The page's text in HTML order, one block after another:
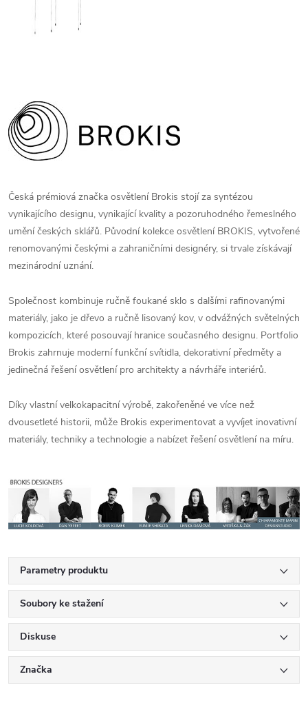
Česká prémiová značka osvětlení Brokis stojí za syntézou
vynikajícího designu, vynikající kvality a pozoruhodného řemeslného
umění českých sklářů. Původní kolekce osvětlení BROKIS, vytvořené
renomovanými českými a zahraničními designéry, si trvale získávají
mezinárodní uznání.
Společnost kombinuje ručně foukané sklo s dalšími rafinovanými
materiály, jako je dřevo a ručně lisovaný kov, v odvážných světelných
kompozicích, které posouvají hranice současného designu. Portfolio
Brokis zahrnuje moderní funkční svítidla, dekorativní předměty a
jedinečná řešení osvětlení pro architekty a návrháře interiérů.
Díky vlastní velkokapacitní výrobě, zakořeněné ve více než
dvousetleté historii, může Brokis experimentovat a vyvíjet inovativní
materiály, techniky a technologie a nabízet řešení osvětlení na míru.
Parametry produktu
Soubory ke stažení
Diskuse
Značka